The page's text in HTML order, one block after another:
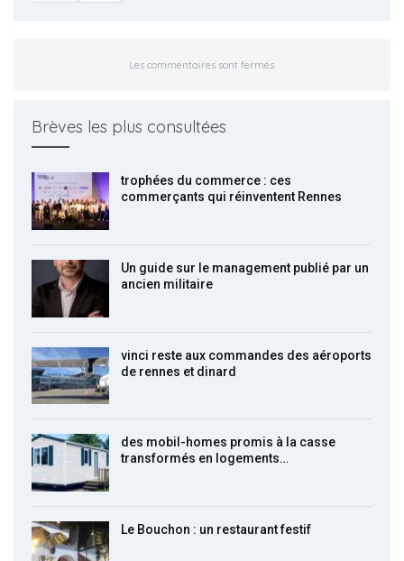
Les commentaires sont fermés.
Brèves les plus consultées
trophées du commerce : ces
commerçants qui réinventent Rennes
Un guide sur le management publié par un
ancien militaire
vinci reste aux commandes des aéroports
de rennes et dinard
des mobil-homes promis à la casse
transformés en logements…
Le Bouchon : un restaurant festif